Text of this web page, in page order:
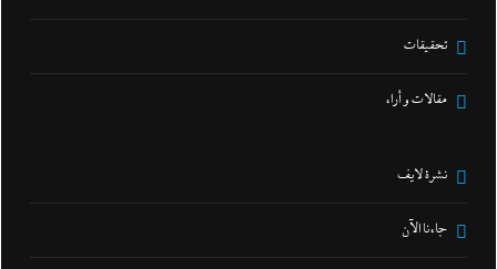
تحقيقات
مقالات و أراء
نشرة لايف
جاءنا الآن